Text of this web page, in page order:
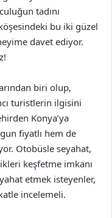
tadını
bu iki güzel
davet ediyor.
biri olup,
turistlerin ilgisini
Konya’ya
fiyatlı hem de
Otobüsle seyahat,
keşfetme imkanı
etmek isteyenler,
incelemeli.